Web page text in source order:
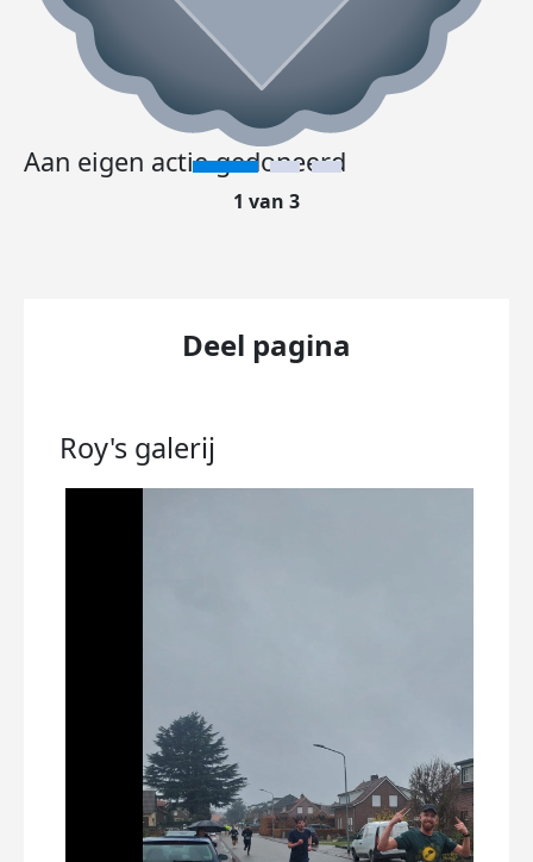
Aan eigen actie gedoneerd
1 van 3
Deel pagina
Roy's galerij